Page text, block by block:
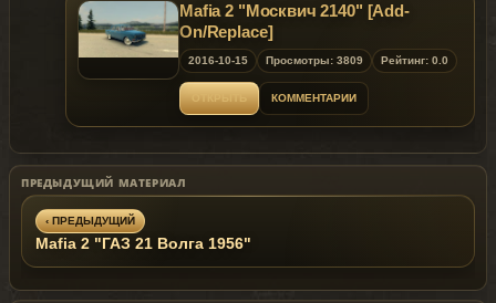
Mafia 2 "Москвич 2140" [Add-
On/Replace]
2016-10-15 Просмотры: 3809 Рейтинг: 0.0
КОММЕНТАРИИ
ПРЕДЫДУЩИЙ МАТЕРИАЛ
‹ ПРЕДЫДУЩИЙ
Mafia 2 "ГАЗ 21 Волга 1956"